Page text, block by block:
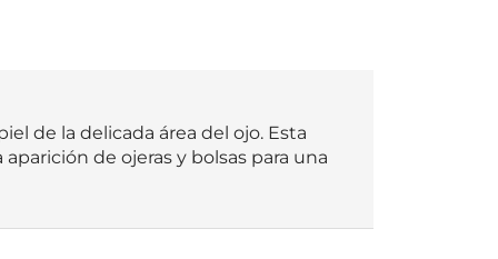
de la delicada área del ojo. Esta
de ojeras y bolsas para una